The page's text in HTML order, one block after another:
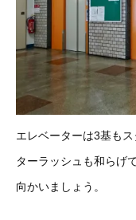
エレベーターは3基も
ターラッシュも和らげ
向かいましょう。